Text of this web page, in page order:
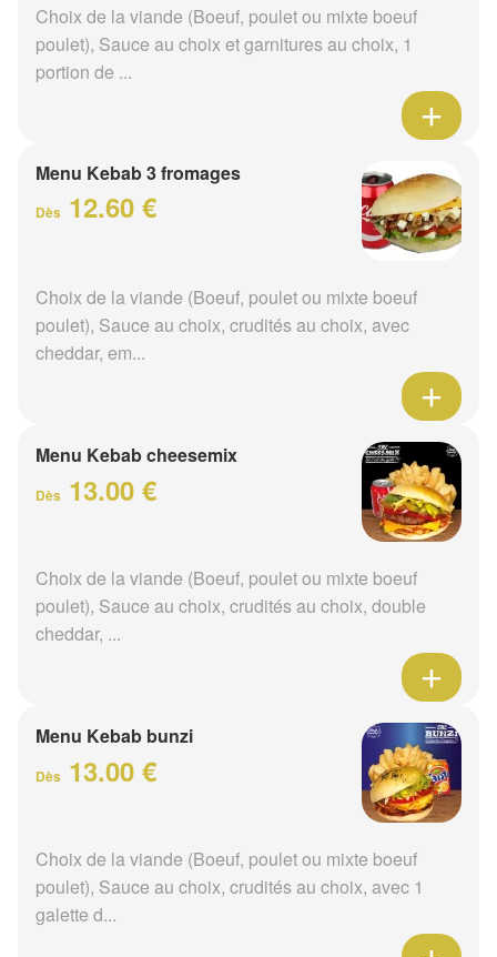
Choix de la viande (Boeuf, poulet ou mixte boeuf
poulet), Sauce au choix et garnitures au choix, 1
portion de ...
Menu Kebab 3 fromages
Dès 12.60 €
Choix de la viande (Boeuf, poulet ou mixte boeuf
poulet), Sauce au choix, crudités au choix, avec
cheddar, em...
Menu Kebab cheesemix
Dès 13.00 €
Choix de la viande (Boeuf, poulet ou mixte boeuf
poulet), Sauce au choix, crudités au choix, double
cheddar, ...
Menu Kebab bunzi
Dès 13.00 €
Choix de la viande (Boeuf, poulet ou mixte boeuf
poulet), Sauce au choix, crudités au choix, avec 1
galette d...